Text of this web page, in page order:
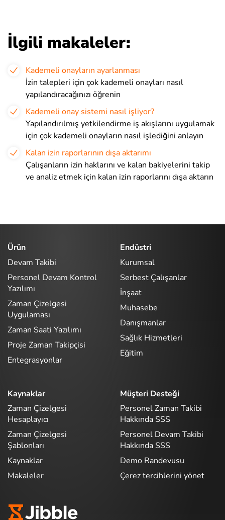
İlgili makaleler:
Kademeli onayların ayarlanması
İzin talepleri için çok kademeli onayları nasıl
yapılandıracağınızı öğrenin
Kademeli onay sistemi nasıl işliyor?
Yapılandırılmış yetkilendirme iş akışlarını uygulamak
için çok kademeli onayların nasıl işlediğini anlayın
Kalan izin raporlarının dışa aktarımı
Çalışanların izin haklarını ve kalan bakiyelerini takip
ve analiz etmek için kalan izin raporlarını dışa aktarın
Ürün
Devam Takibi
Personel Devam Kontrol
Yazılımı
Zaman Çizelgesi
Uygulaması
Zaman Saati Yazılımı
Proje Zaman Takipçisi
Entegrasyonlar
Endüstri
Kurumsal
Serbest Çalışanlar
İnşaat
Muhasebe
Danışmanlar
Sağlık Hizmetleri
Eğitim
Kaynaklar
Zaman Çizelgesi
Hesaplayıcı
Zaman Çizelgesi
Şablonları
Kaynaklar
Makaleler
Müşteri Desteği
Personel Zaman Takibi
Hakkında SSS
Personel Devam Takibi
Hakkında SSS
Demo Randevusu
Çerez tercihlerini yönet